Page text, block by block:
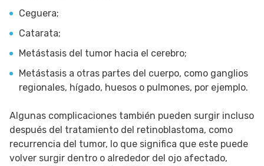
Ceguera;
Catarata;
Metástasis del tumor hacia el cerebro;
Metástasis a otras partes del cuerpo, como ganglios
regionales, hígado, huesos o pulmones, por ejemplo.
Algunas complicaciones también pueden surgir incluso
después del tratamiento del retinoblastoma, como
recurrencia del tumor, lo que significa que este puede
volver surgir dentro o alrededor del ojo afectado,